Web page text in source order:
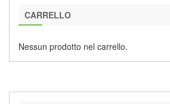
CARRELLO
Nessun prodotto nel carrello.